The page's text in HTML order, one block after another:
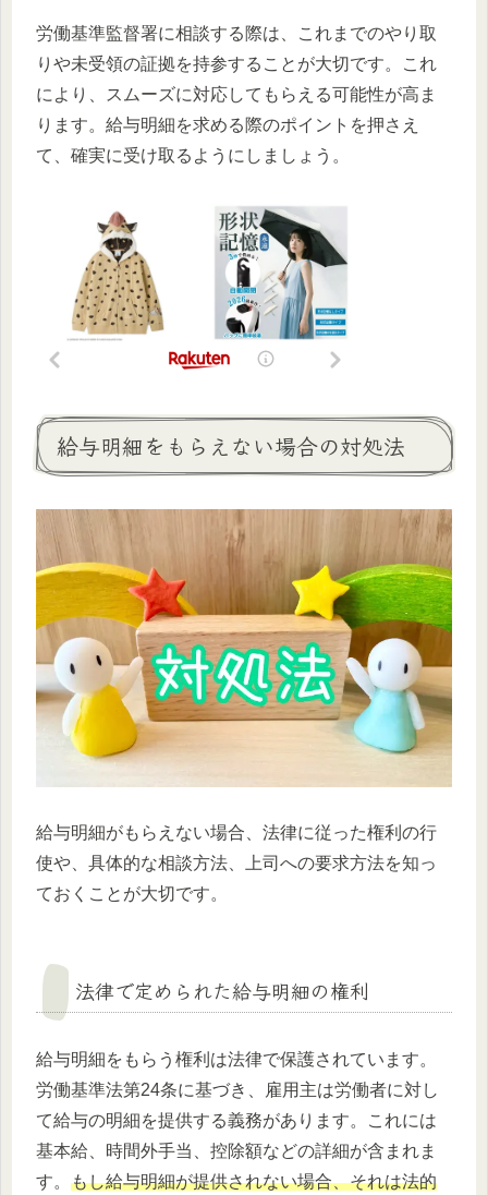
労働基準監督署に相談する際は、これまでのやり取
りや未受領の証拠を持参することが大切です。これ
により、スムーズに対応してもらえる可能性が高ま
ります。給与明細を求める際のポイントを押さえ
て、確実に受け取るようにしましょう。
給与明細をもらえない場合の対処法
給与明細がもらえない場合、法律に従った権利の行
使や、具体的な相談方法、上司への要求方法を知っ
ておくことが大切です。
法律で定められた給与明細の権利
給与明細をもらう権利は法律で保護されています。
労働基準法第24条に基づき、雇用主は労働者に対し
て給与の明細を提供する義務があります。これには
基本給、時間外手当、控除額などの詳細が含まれま
す。 もし給与明細が提供されない場合、それは法的